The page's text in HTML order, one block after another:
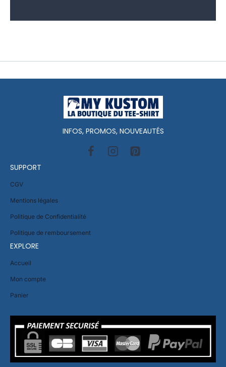
INFOS, PROMOS, NOUVEAUTÉS
SUPPORT
CGV
Mentions légales
Politique de Confidentialité
Politique de remboursement
EXPLORE
Accueil
Mon compte
Panier